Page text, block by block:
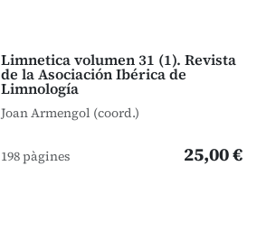
Limnetica volumen 31 (1). Revista
de la Asociación Ibérica de
Limnología
Joan Armengol (coord.)
198 pàgines 25,00 €